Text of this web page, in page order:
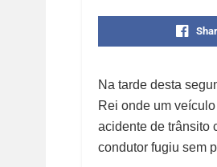
Na tarde desta
Rei onde um
acidente de trânsito
condutor fugiu sem